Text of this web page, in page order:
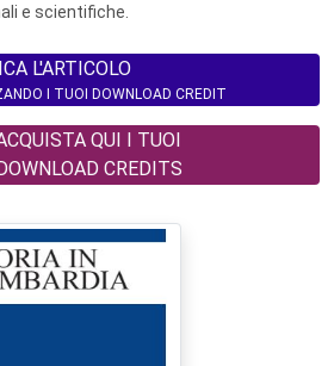
e scientifiche.
L'ARTICOLO
I TUOI DOWNLOAD CREDIT
QUI I TUOI
CREDITS